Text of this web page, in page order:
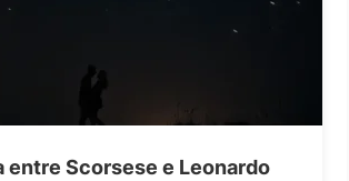
entre Scorsese e Leonardo